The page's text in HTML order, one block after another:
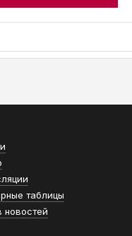
таблицы
новостей